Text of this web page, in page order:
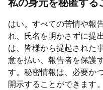
私の身元を秘匿する
はい。すべての苦情や報
れ、氏名を明かさずに提
は、皆様から提起された
意を払い、報告者を保護
す。秘密情報は、必要か
開示することができます